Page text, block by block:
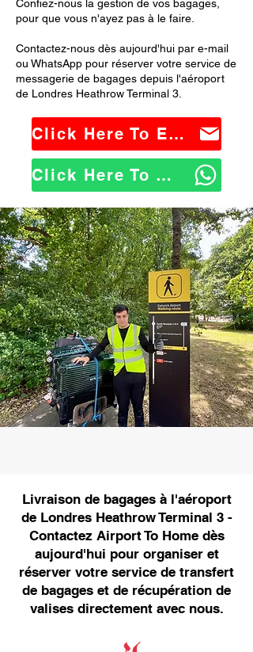
Confiez-nous la gestion de vos bagages,
pour que vous n'ayez pas à le faire.
Contactez-nous dès aujourd'hui par e-mail
ou WhatsApp pour réserver votre service de
messagerie de bagages depuis l'aéroport
de Londres Heathrow Terminal 3.
Click Here To Email Us
Click Here To WhatsApp Us
Livraison de bagages à l'aéroport
de Londres Heathrow Terminal 3 -
Contactez Airport To Home dès
aujourd'hui pour organiser et
réserver votre service de transfert
de bagages et de récupération de
valises directement avec nous.